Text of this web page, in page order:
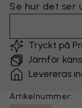
Se hur det ser
Tryckt på
Jämför
Levereras
Artikelnummer: